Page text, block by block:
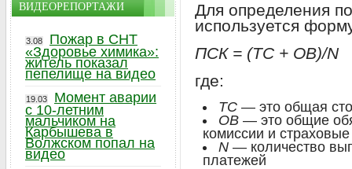
Для определения
используется
ПСК = (ТС + ОВ)/N
где:
ТС — это общая
ОВ — это общие
комиссии и
N — количество
платежей
ВИДЕОРЕПОРТАЖИ
3.08
Пожар в СНТ
«Здоровье химика»:
житель показал
пепелище на видео
19.03
Момент аварии
с 10-летним
мальчиком на
Карбышева в
Волжском попал на
видео